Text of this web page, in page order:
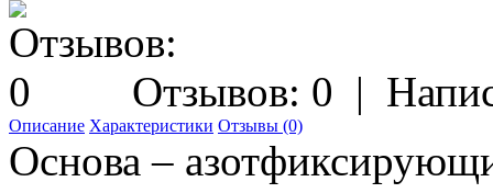
Отзывов: 0 |
Описание Характеристики Отзывы (0)
Основа –